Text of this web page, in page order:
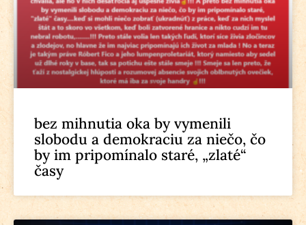
bez mihnutia oka by vymenili
slobodu a demokraciu za niečo, čo
by im pripomínalo staré, „zlaté“
časy